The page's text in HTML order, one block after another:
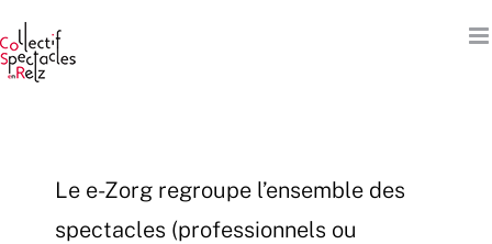
au
contenu
Le e-Zorg regroupe l’ensemble des
spectacles (professionnels ou